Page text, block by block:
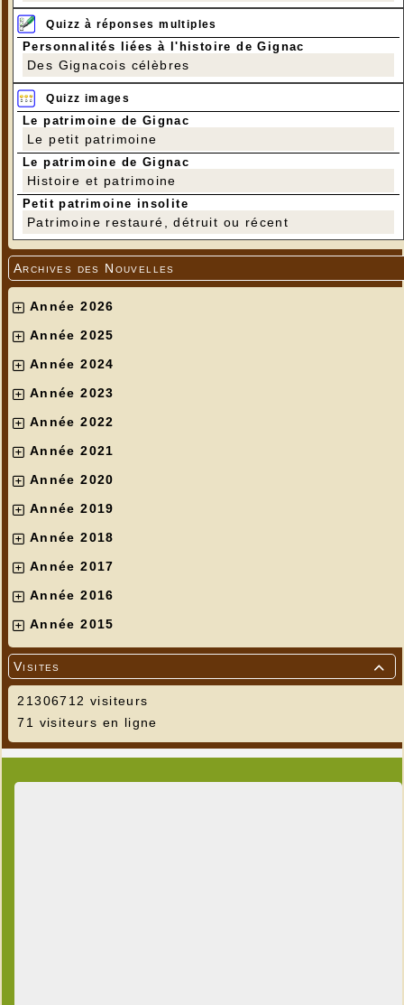
Quizz à réponses multiples
Personnalités liées à l'histoire de Gignac
Des Gignacois célèbres
Quizz images
Le patrimoine de Gignac
Le petit patrimoine
Le patrimoine de Gignac
Histoire et patrimoine
Petit patrimoine insolite
Patrimoine restauré, détruit ou récent
Archives des Nouvelles
Année 2026
Année 2025
Année 2024
Année 2023
Année 2022
Année 2021
Année 2020
Année 2019
Année 2018
Année 2017
Année 2016
Année 2015

Visites
21306712 visiteurs
71 visiteurs en ligne